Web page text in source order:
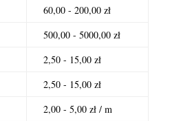
60,00 - 200,00 zł
500,00 - 5000,00 zł
2,50 - 15,00 zł
2,50 - 15,00 zł
2,00 - 5,00 zł / m